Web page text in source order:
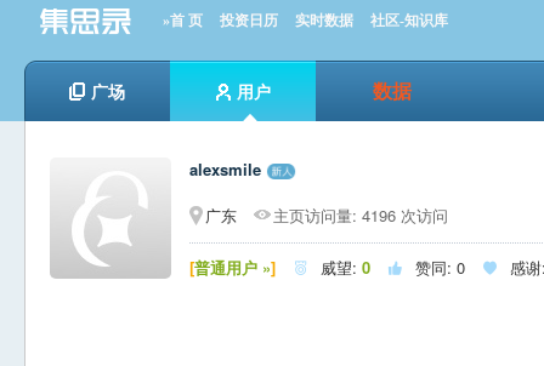
»首 页 投资日历 实时数据 社区-知识库
广场 用户 数据
alexsmile
广东
主页访问量: 4196 次访问
[普通用户 »]  威望: 0  赞同: 0  感